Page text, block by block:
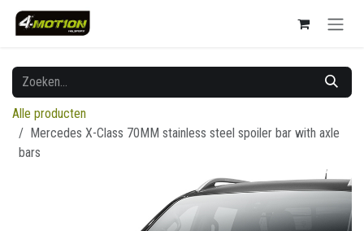
Overslaan naar inhoud
Alle producten
Mercedes X-Class 70MM stainless steel spoiler bar with axle
bars